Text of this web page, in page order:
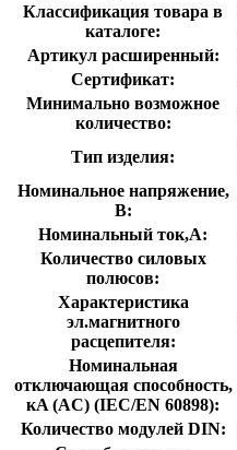
Классификация товара в
каталоге:
Артикул расширенный:
Сертификат:
Минимально возможное
количество:
Тип изделия:
Номинальное напряжение,
В:
Номинальный ток,А:
Количество силовых
полюсов:
Характеристика
эл.магнитного
расцепителя:
Номинальная
отключающая способность,
кA (AC) (IEC/EN 60898):
Количество модулей DIN: